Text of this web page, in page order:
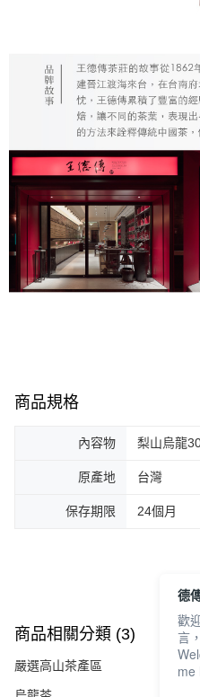
商品規格
內容物 梨山烏龍
原產地 台灣
保存期限 24個月
商品相關分類 (3)
嚴選高山茶產區
德
歡
言
me